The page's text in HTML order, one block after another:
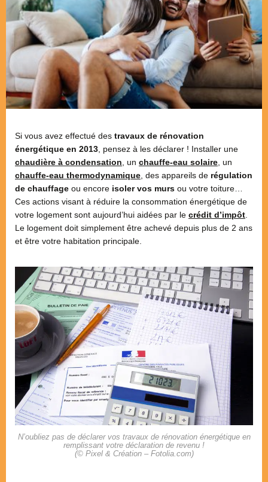
Si vous avez effectué des travaux de rénovation
énergétique en 2013 , pensez à les déclarer ! Installer une
chaudière à condensation , un chauffe-eau solaire , un
chauffe-eau thermodynamique , des appareils de régulation
de chauffage ou encore isoler vos murs ou votre toiture…
Ces actions visant à réduire la consommation énergétique de
votre logement sont aujourd’hui aidées par le crédit d’impôt
Le logement doit simplement être achevé depuis plus de 2 ans
et être votre habitation principale.
N’oubliez pas de déclarer vos travaux de rénovation énergétique en
remplissant votre déclaration de revenu !
(© Pixel & Création – Fotolia.com)